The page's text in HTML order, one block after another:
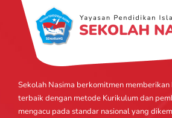
Sekolah Nasima berkomitmen
terbaik dengan metode Kurikulum dan
mengacu pada standar nasional yang